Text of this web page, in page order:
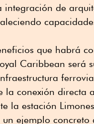
integración de
que habrá
Caribbean será
la conexión directa
la estación
ejemplo concreto